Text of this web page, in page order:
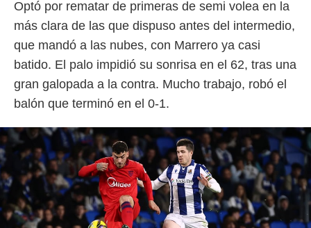
Optó por rematar de primeras de semi volea en la
más clara de las que dispuso antes del intermedio,
que mandó a las nubes, con Marrero ya casi
batido. El palo impidió su sonrisa en el 62, tras una
gran galopada a la contra. Mucho trabajo, robó el
balón que terminó en el 0-1.